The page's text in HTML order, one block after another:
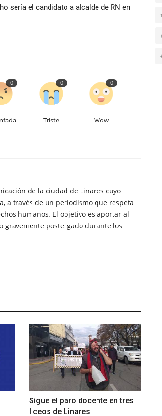
sería el candidato a alcalde de RN en
0 0
Triste
0
Wow
de la ciudad de Linares cuyo
a través de un periodismo que respeta
humanos. El objetivo es aportar al
gravemente postergado durante los
Sigue el paro docente en tres
liceos de Linares